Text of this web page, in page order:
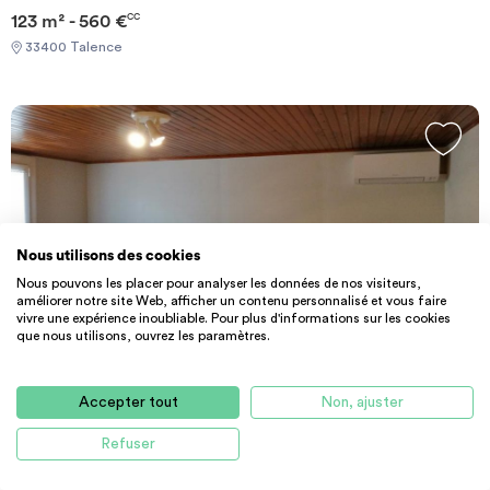
Garantie Visale obligatoirement et une assurance habitation+++
[ENG] CHECK-IN CAN ONLY BE DONE ON WEEKDAYS AND
123 m² - 560 €CC
33400 Talence
De particulier à particulier Villenave-...
45 m² - 750 €CC
33140 Villenave-d'Ornon
Nous utilisons des cookies
Nous pouvons les placer pour analyser les données de nos visiteurs,
améliorer notre site Web, afficher un contenu personnalisé et vous faire
vivre une expérience inoubliable. Pour plus d'informations sur les cookies
que nous utilisons, ouvrez les paramètres.
Accepter tout Non, ajuster
Refuser